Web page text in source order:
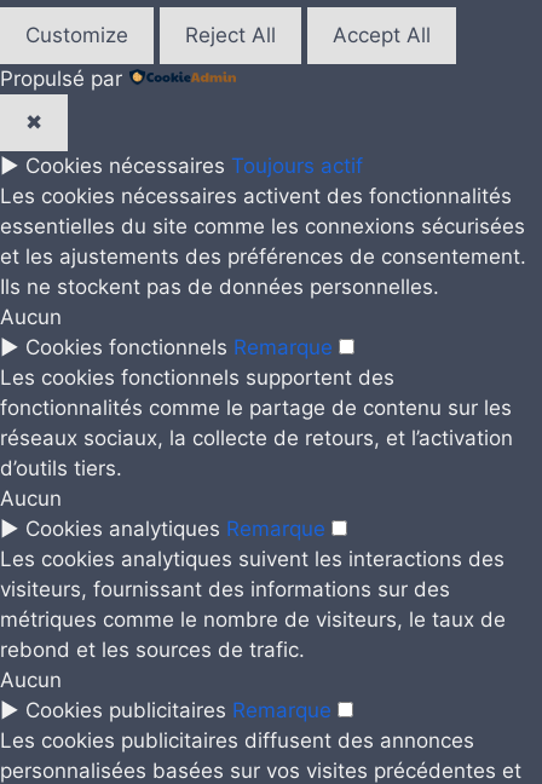
Customize Reject All
Accept All
Propulsé par
✖
► Cookies nécessaires Toujours actif
Les cookies nécessaires activent des fonctionnalités
essentielles du site comme les connexions sécurisées
et les ajustements des préférences de consentement.
Ils ne stockent pas de données personnelles.
Aucun
► Cookies fonctionnels Remarque
Les cookies fonctionnels supportent des
fonctionnalités comme le partage de contenu sur les
réseaux sociaux, la collecte de retours, et l’activation
d’outils tiers.
Aucun
► Cookies analytiques Remarque
Les cookies analytiques suivent les interactions des
visiteurs, fournissant des informations sur des
métriques comme le nombre de visiteurs, le taux de
rebond et les sources de trafic.
Aucun
► Cookies publicitaires Remarque
Les cookies publicitaires diffusent des annonces
personnalisées basées sur vos visites précédentes et